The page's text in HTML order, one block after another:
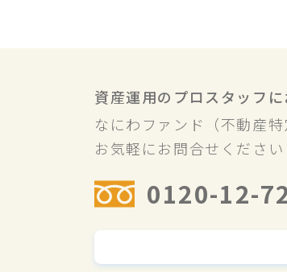
資産運用のプロスタッフ
なにわファンド（不動産
お気軽にお問合せください
0120-12-